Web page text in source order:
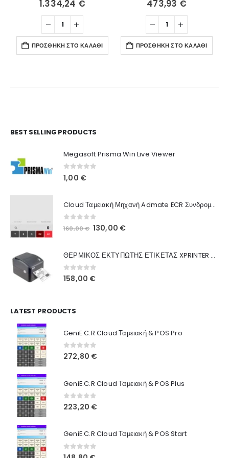
1.334,24 €
ΠΡΟΣΘΉΚΗ ΣΤΟ ΚΑΛΆΘΙ
473,93 €
ΠΡΟΣΘΉΚΗ ΣΤΟ ΚΑΛΆΘΙ
BEST SELLING PRODUCTS
Megasoft Prisma Win Live Viewer
0 out of 5
1,00 €
Cloud Ταμειακή Μηχανή Admate ECR Συνδρομή 12 μηνών
out of 5
160,00€ Original
160,00 €.
130,00 €Η
είναι:
ΘΕΡΜΙΚΟΣ ΕΚΤΥΠΩΤΗΣ ΕΤΙΚΕΤΑΣ XPRINTER XP-420B
0out of 5
158,00 €
LATEST PRODUCTS
GeniE.C.R Cloud Ταμειακή & POS Pro
0out of 5
272,80 €
GeniE.C.R Cloud Ταμειακή & POS Plus
0out of 5
223,20 €
GeniE.C.R Cloud Ταμειακή & POS Start
0out of 5
Ο Λογαριασμός μου
Στοιχεία λογαριασμού
Παραγγελίες
Πληροφορίες Καταστήματος
Ποιοι Είμαστε
Γιατί Εμάς
Blog
Όροι Χρήσης
Τρόποι Αγοράς
Τρόποι Πληρωμής
Τρόποι Αποστολής
Ασφάλεια Πληρωμών